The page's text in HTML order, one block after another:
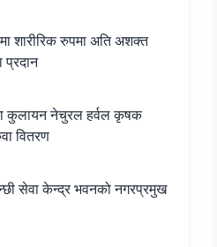
शारीरिक रुपमा अति अशक्त
प्रदान
मा कुलायन नेचुरल हर्वल कृषक
वितरण
सेवा केन्द्र भवनको नगरप्रमुख